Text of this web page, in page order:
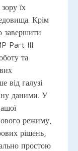
їх
Крім
завершити
Part III
та
від галузі
даними. У
режиму,
рішень,
простою